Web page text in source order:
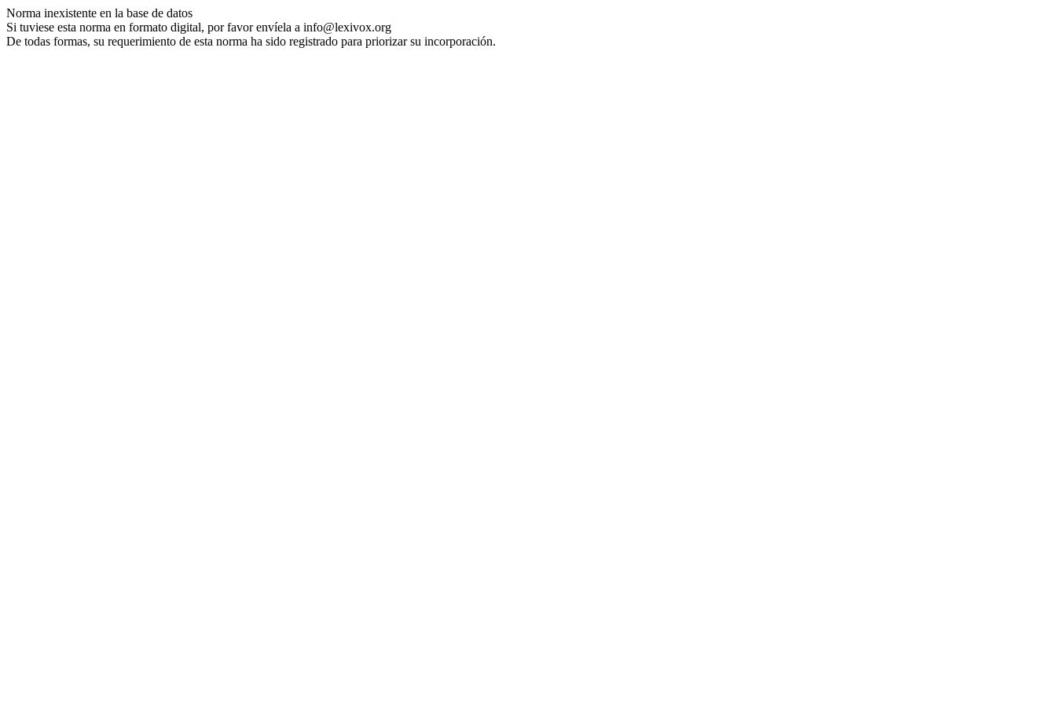
Norma inexistente en la base de datos
Si tuviese esta norma en formato digital, por favor envíela a info@lexivox.org
De todas formas, su requerimiento de esta norma ha sido registrado para priorizar su incorporación.